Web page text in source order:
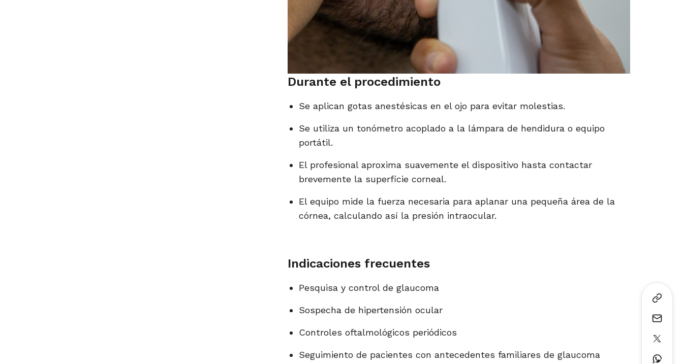
Durante el procedimiento
Se aplican gotas anestésicas en el ojo para evitar molestias.
Se utiliza un tonómetro acoplado a la lámpara de hendidura o equipo
portátil.
El profesional aproxima suavemente el dispositivo hasta contactar
brevemente la superficie corneal.
El equipo mide la fuerza necesaria para aplanar una pequeña área de la
córnea, calculando así la presión intraocular.
Indicaciones frecuentes
Pesquisa y control de glaucoma
Sospecha de hipertensión ocular
Controles oftalmológicos periódicos
Seguimiento de pacientes con antecedentes familiares de glaucoma